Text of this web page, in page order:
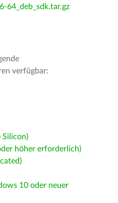
64_deb_sdk.tar.gz
verfügbar:
Silicon)
höher erforderlich)
10 oder neuer